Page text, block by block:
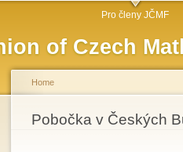
of Czech
Pro členy JČMF
You are here
Home
Pobočka v Českých